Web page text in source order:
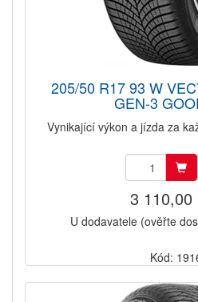
205/50 R17 93 W
GEN-3
Vynikající výkon a jízda za
3 110,00
U dodavatele (ověřte
Kód: